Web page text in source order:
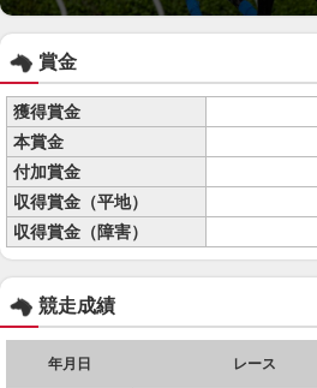
賞金
獲得賞金
本賞金
付加賞金
収得賞金（平地）
収得賞金（障害）
競走成績
年月日 レース